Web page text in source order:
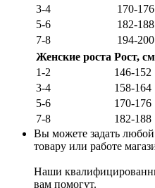
3-4
170-176
5-6
182-188
7-8
194-200
Женские роста Рост, см
1-2
146-152
3-4
158-164
5-6
170-176
7-8
182-188
Вы можете задать
товару или работе
Наши
вам помогут.